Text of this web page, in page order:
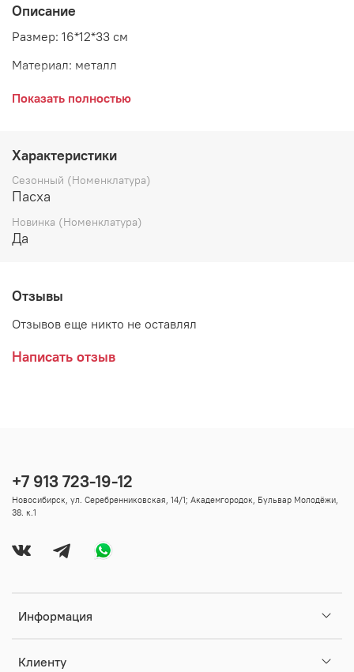
Описание
Размер: 16*12*33 см
Материал: металл
Страна: Голландия
Показать полностью
Характеристики
Сезонный (Номенклатура)
Пасха
Новинка (Номенклатура)
Да
Отзывы
Отзывов еще никто не оставлял
Написать отзыв
Информация
Клиенту
+7 913 723-19-12
Новосибирск, ул. Серебренниковская, 14/1; Академгородок, Бульвар Молодёжи,
38. к.1